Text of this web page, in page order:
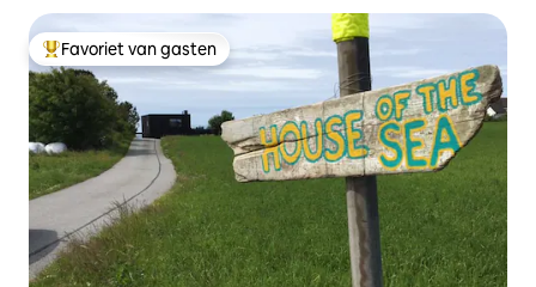
Topfavoriet van gasten
Favoriet van gasten